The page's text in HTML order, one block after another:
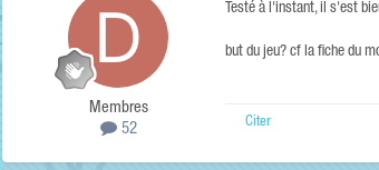
Membres
52
Testé à l'instant, il s'est
but du jeu? cf la fiche du
Citer